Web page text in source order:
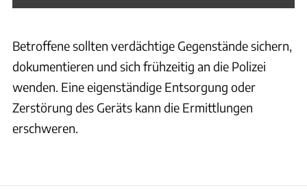
Betroffene sollten verdächtige Gegenstände sichern,
dokumentieren und sich frühzeitig an die Polizei
wenden. Eine eigenständige Entsorgung oder
Zerstörung des Geräts kann die Ermittlungen
erschweren.